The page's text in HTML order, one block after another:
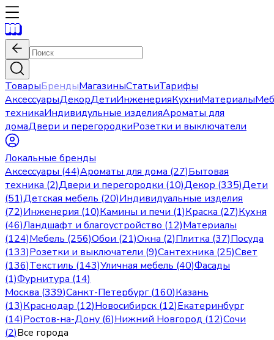
ТоварыБрендыМагазиныСтатьиТарифы
АксессуарыДекорДетиИнженерияКухниМатериалы
техникаИндивидульные изделияАроматы для
домаДвери и перегородкиРозетки и выключатели
Локальные бренды
Аксессуары (44)Ароматы для дома (27)Бытовая
техника (2)Двери и перегородки (10)Декор (335)Дети
(51)Детская мебель (20)Индивидуальные изделия
(72)Инженерия (10)Камины и печи (1)Краска (27)Кухня
(46)Ландшафт и благоустройство (12)Материалы
(124)Мебель (256)Обои (21)Окна (2)Плитка (37)Посуда
(133)Розетки и выключатели (9)Сантехника (25)Свет
(136)Текстиль (143)Уличная мебель (40)Фасады
(1)Фурнитура (14)
Москва (339)Санкт-Петербург(160)Казань
(13)Краснодар (12)Новосибирск (12)Екатеринбург
(14)Ростов-на-Дону (6)Нижний Новгород (12)Сочи
(2)Все города